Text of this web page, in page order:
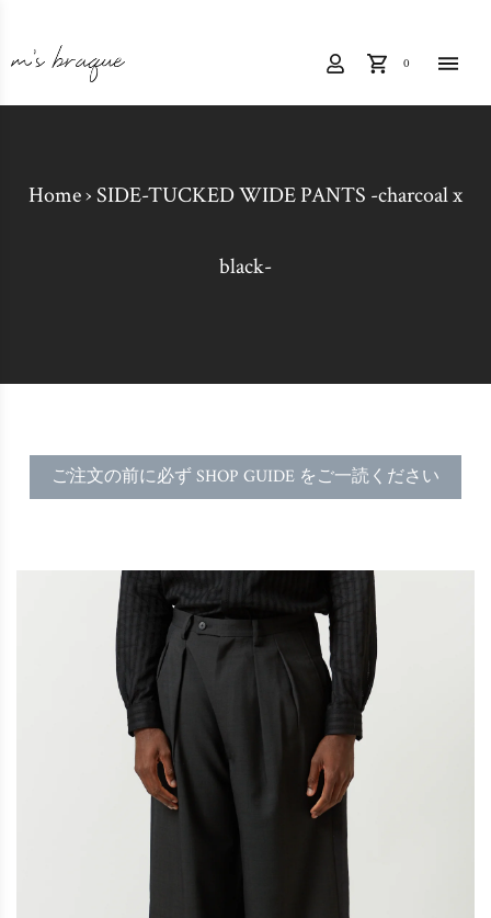
0
Home› SIDE-TUCKED WIDE PANTS -charcoal x
black-
ご注文の前に必ず SHOP GUIDE をご一読ください